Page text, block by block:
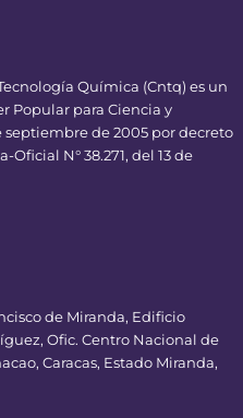
Química (Cntq) es un
Popular para Ciencia y
septiembre de 2005 por decreto
Oficial N° 38.271, del 13 de
de Miranda, Edificio
Ofic. Centro Nacional de
Caracas, Estado Miranda,